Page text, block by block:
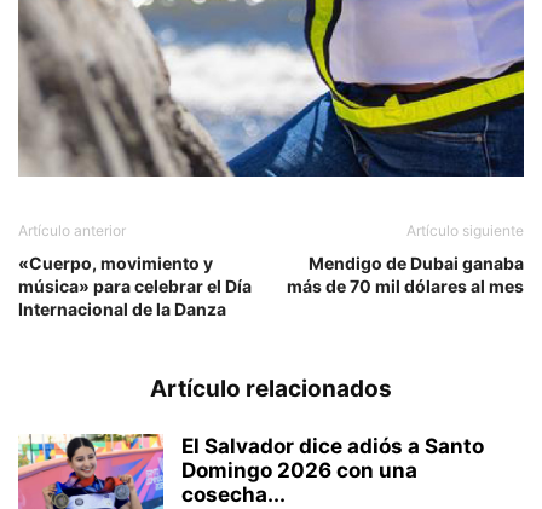
Artículo anterior
«Cuerpo, movimiento y
música» para celebrar el Día
Internacional de la Danza
Artículo siguiente
Mendigo de Dubai ganaba
más de 70 mil dólares al mes
Artículo relacionados
El Salvador dice adiós a Santo
Domingo 2026 con una
cosecha...